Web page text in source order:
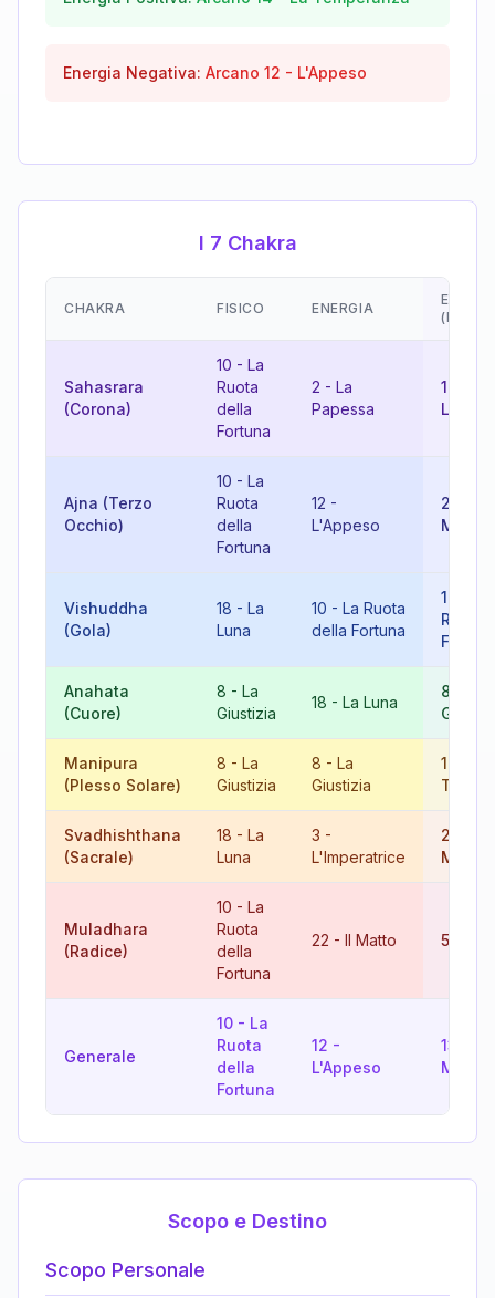
Energia Negativa: Arcano 12 - L'Appeso
I 7 Chakra
CHAKRA FISICO ENERGIA
Sahasrara
(Corona)
10 - La
Ruota
della
Fortuna
2 - La
Papessa
12
Ajna (Terzo
Occhio)
10 - La
Ruota
della
Fortuna
12 -
L'Appeso
22
Matto
Vishuddha
(Gola)
18 - La
Luna
10 - La Ruota
della Fortuna
10
Ruota
Anahata
(Cuore)
8 - La
Giustizia
18 - La Luna
8
Manipura
(Plesso Solare)
8 - La
Giustizia
8 - La
Giustizia
16
Torre
Svadhishthana
(Sacrale)
18 - La
Luna
3 -
L'Imperatrice
21
Mondo
Muladhara
(Radice)
10 - La
Ruota
della
Fortuna
22 - Il Matto 5
Generale
10 - La
Ruota
della
Fortuna
12 -
L'Appeso
13
Morte
Scopo e Destino
Scopo Personale